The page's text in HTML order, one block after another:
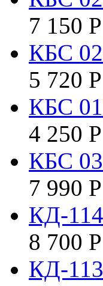
7 150 Р
КБС
5 720 Р
КБC
4 250 Р
КБС
7 990 Р
КД-114
8 700 Р
КД-113